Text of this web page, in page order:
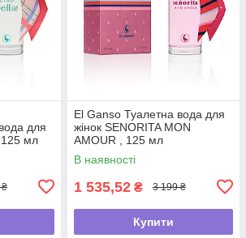
для
125 мл
₴
El Ganso Туалетна вода для
жінок SENORITA MON
AMOUR , 125 мл
В наявності
1 535,52 ₴ 3 199 ₴
Купити